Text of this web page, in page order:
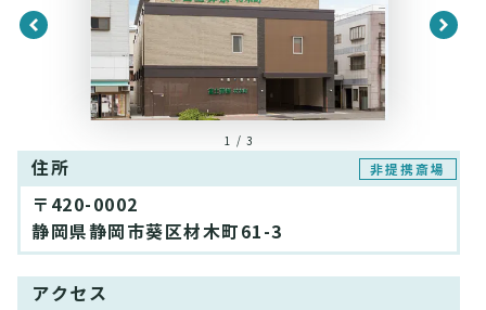
1 / 3
住所 非提携斎場
〒420-0002
静岡県静岡市葵区材木町61-3
アクセス